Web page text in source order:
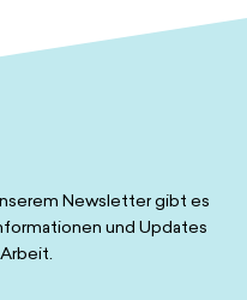
Newsletter gibt es
und Updates